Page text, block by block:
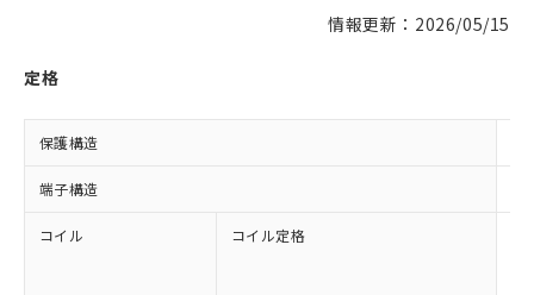
情報更新：2026/05/15
定格
保護構造
端子構造
コイル コイル定格